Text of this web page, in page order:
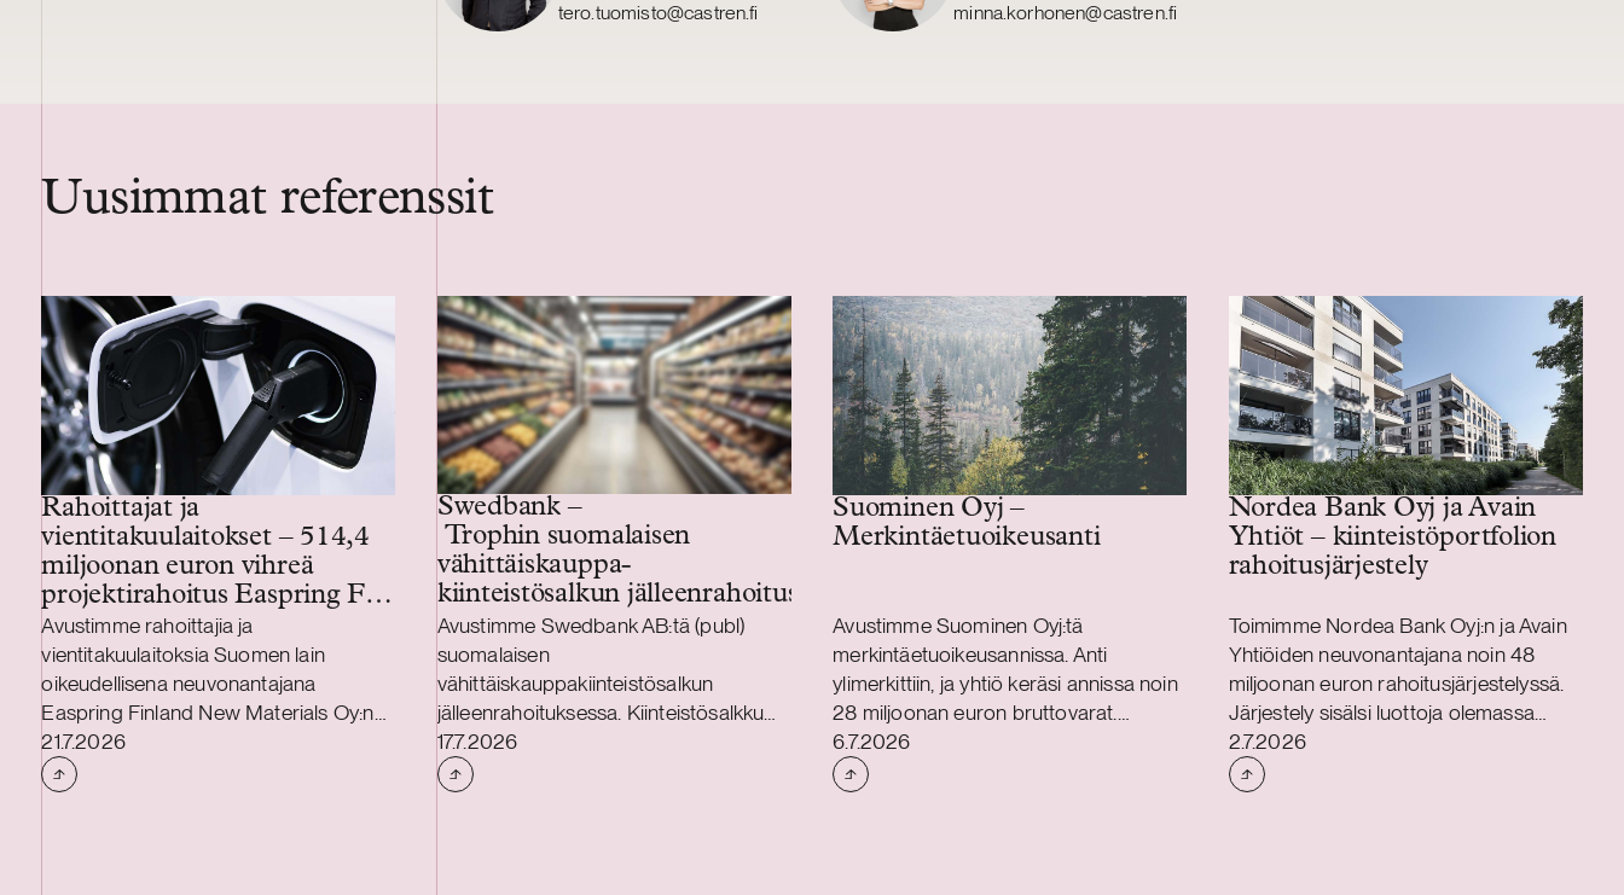
tero.tuomisto@castren.fi
minna.korhonen@castren.fi
Uusimmat referenssit
Rahoittajat ja
vientitakuulaitokset – 514,4
miljoonan euron vihreä
projektirahoitus Easpring Finland
New Materialsin CAM-
tehtaalle
Avustimme rahoittajia ja
vientitakuulaitoksia Suomen lain
oikeudellisena neuvonantajana
Easpring Finland New Materials Oy:n
Kotkaan rakennettavan
katodiaktiivimateriaalia (CAM)
valmistavan tehtaan kehittämiseen ja
Julkaistu
21.7.2026
Swedbank –
Trophin suomalaisen
vähittäiskauppa­­­­­
kiinteistösalkun jälleenrahoitus
Avustimme Swedbank AB:tä (publ)
suomalaisen
vähittäiskauppakiinteistösalkun
jälleenrahoituksessa. Kiinteistösalkku
on Trophin suomalaisten tytäryhtiöiden
omistuksessa. Trophi on Pohjoismaiden
johtava päivittäistavarakauppavetoisiin
Julkaistu
17.7.2026
Suominen Oyj –
Merkintäetuoikeusanti
Avustimme Suominen Oyj:tä
merkintäetuoikeusannissa. Anti
ylimerkittiin, ja yhtiö keräsi annissa noin
28 miljoonan euron bruttovarat.
Avustimme Suomista myös yhtiön
kolmivuotisen 100 miljoonan euron
arvoisen syndikoidun lainajärjestelyn
Julkaistu
6.7.2026
Nordea Bank Oyj ja Avain
Yhtiöt – kiinteistöportfolion
rahoitusjärjestely
Toimimme Nordea Bank Oyj:n ja Avain
Yhtiöiden neuvonantajana noin 48
miljoonan euron rahoitusjärjestelyssä.
Järjestely sisälsi luottoja olemassa
olevan kiinteistöportfolion
jälleenrahoitukseen sekä yrityksien
hankkimiseen – ja
Julkaistu
2.7.2026